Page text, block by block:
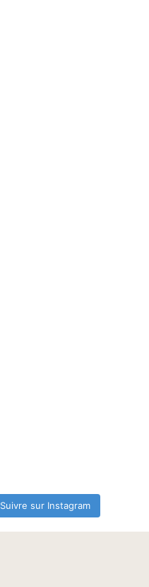
Suivre sur Instagram